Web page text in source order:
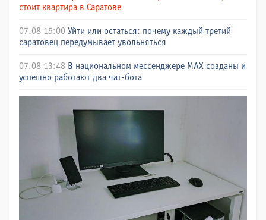
стоит квартира в Саратове
07.08 15:00 Уйти или остаться: почему каждый третий
саратовец передумывает увольняться
07.08 13:48 В национальном мессенджере МАХ созданы и
успешно работают два чат-бота